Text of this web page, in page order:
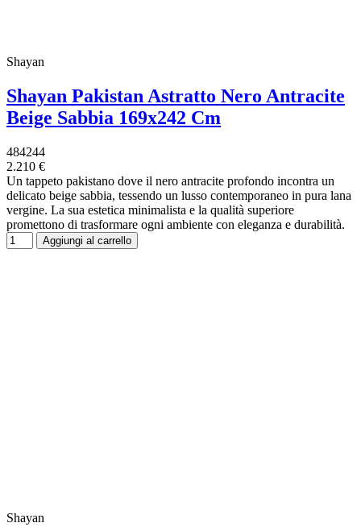
Shayan
Shayan Pakistan Astratto Nero Antracite
Beige Sabbia 169x242 Cm
484244
2.210 €
Un tappeto pakistano dove il nero antracite profondo incontra un
delicato beige sabbia, tessendo un lusso contemporaneo in pura lana
vergine. La sua estetica minimalista e la qualità superiore
promettono di trasformare ogni ambiente con eleganza e durabilità.
Aggiungi al carrello
Shayan